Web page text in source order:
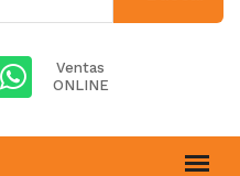
Ventas
ONLINE